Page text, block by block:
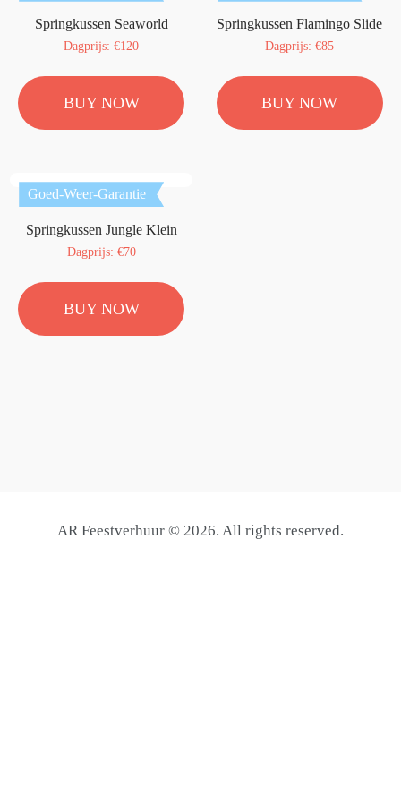
Springkussen Seaworld
Dagprijs: €120
BUY NOW
Springkussen Flamingo Slide
Dagprijs: €85
BUY NOW
Goed-Weer-Garantie
Springkussen Jungle Klein
Dagprijs: €70
BUY NOW
AR Feestverhuur © 2026. All rights reserved.